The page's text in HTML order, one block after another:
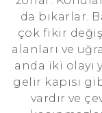
da bıkarlar.
çok fikir
alanları ve
anda iki olayı
gelir kapısı
vardır ve